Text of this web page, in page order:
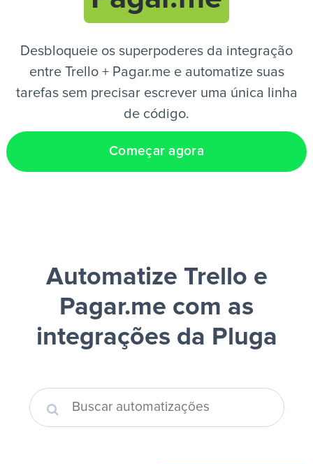
Desbloqueie os superpoderes da integração
entre Trello + Pagar.me e automatize suas
tarefas sem precisar escrever uma única linha
de código.
Começar agora
Automatize Trello e
Pagar.me com as
integrações da Pluga